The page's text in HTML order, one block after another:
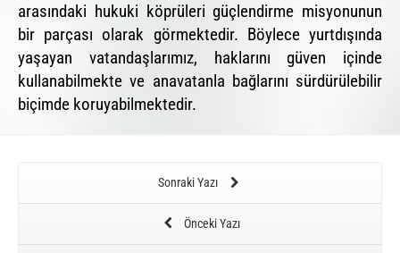
arasındaki hukuki köprüleri güçlendirme misyonunun
bir parçası olarak görmektedir. Böylece yurtdışında
yaşayan vatandaşlarımız, haklarını güven içinde
kullanabilmekte ve anavatanla bağlarını sürdürülebilir
biçimde koruyabilmektedir.
Sonraki Yazı
Önceki Yazı